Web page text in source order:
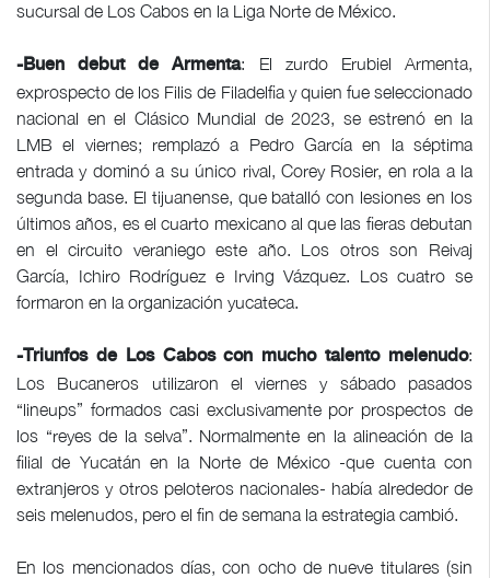
sucursal de Los Cabos en la Liga Norte de México.
-Buen debut de Armenta: El zurdo Erubiel Armenta,
exprospecto de los Filis de Filadelfia y quien fue seleccionado
nacional en el Clásico Mundial de 2023, se estrenó en la
LMB el viernes; remplazó a Pedro García en la séptima
entrada y dominó a su único rival, Corey Rosier, en rola a la
segunda base. El tijuanense, que batalló con lesiones en los
últimos años, es el cuarto mexicano al que las fieras debutan
en el circuito veraniego este año. Los otros son Reivaj
García, Ichiro Rodríguez e Irving Vázquez. Los cuatro se
formaron en la organización yucateca.
-Triunfos de Los Cabos con mucho talento melenudo:
Los Bucaneros utilizaron el viernes y sábado pasados
“lineups” formados casi exclusivamente por prospectos de
los “reyes de la selva”. Normalmente en la alineación de la
filial de Yucatán en la Norte de México -que cuenta con
extranjeros y otros peloteros nacionales- había alrededor de
seis melenudos, pero el fin de semana la estrategia cambió.
En los mencionados días, con ocho de nueve titulares (sin